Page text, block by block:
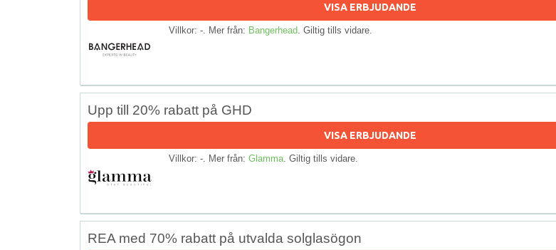
VISA ERBJUDANDE
Villkor: -. Mer från: Bangerhead . Giltig tills vidare.
Upp till 20% rabatt på GHD
VISA ERBJUDANDE
Villkor: -. Mer från: Glamma . Giltig tills vidare.
REA med 70% rabatt på utvalda solglasögon